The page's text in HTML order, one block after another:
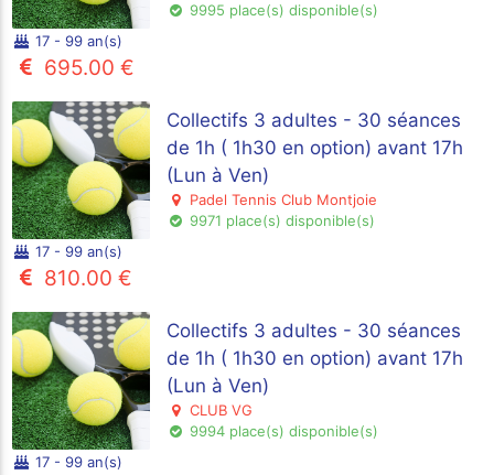
9995 place(s) disponible(s)
17 - 99 an(s)
695.00 €
Collectifs 3 adultes - 30 séances
de 1h ( 1h30 en option) avant 17h
(Lun à Ven)
Padel Tennis Club Montjoie
9971 place(s) disponible(s)
17 - 99 an(s)
810.00 €
Collectifs 3 adultes - 30 séances
de 1h ( 1h30 en option) avant 17h
(Lun à Ven)
CLUB VG
9994 place(s) disponible(s)
17 - 99 an(s)